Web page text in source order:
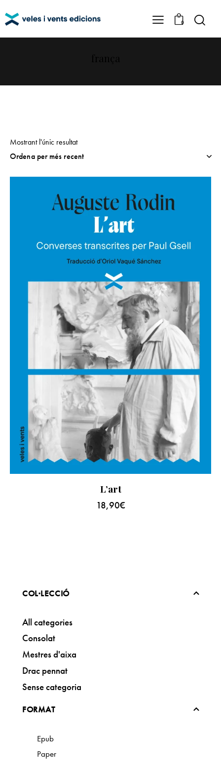
0
Mostrant l'únic resultat
L’art
18,90€
COL·LECCIÓ
All categories
Consolat
Mestres d'aixa
Drac pennat
Sense categoria
FORMAT
Epub
Paper